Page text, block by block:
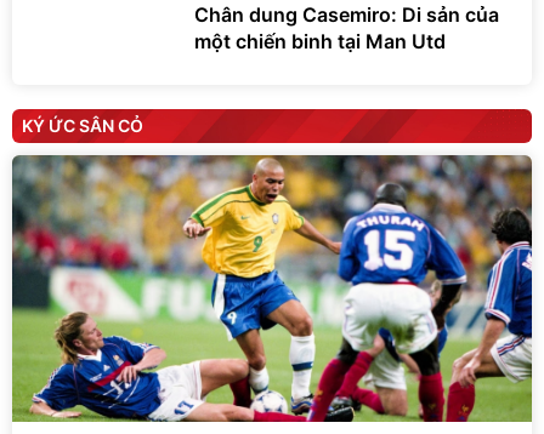
Chân dung Casemiro: Di sản của
một chiến binh tại Man Utd
KÝ ỨC SÂN CỎ